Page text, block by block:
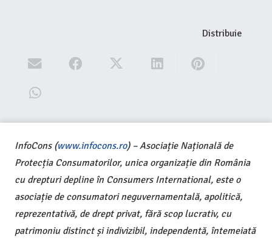
Distribuie
InfoCons (www.infocons.ro) – Asociație Națională de
Protecția Consumatorilor, unica organizație din România
cu drepturi depline în Consumers International, este o
asociație de consumatori neguvernamentală, apolitică,
reprezentativă, de drept privat, fără scop lucrativ, cu
patrimoniu distinct și indivizibil, independentă, întemeiată